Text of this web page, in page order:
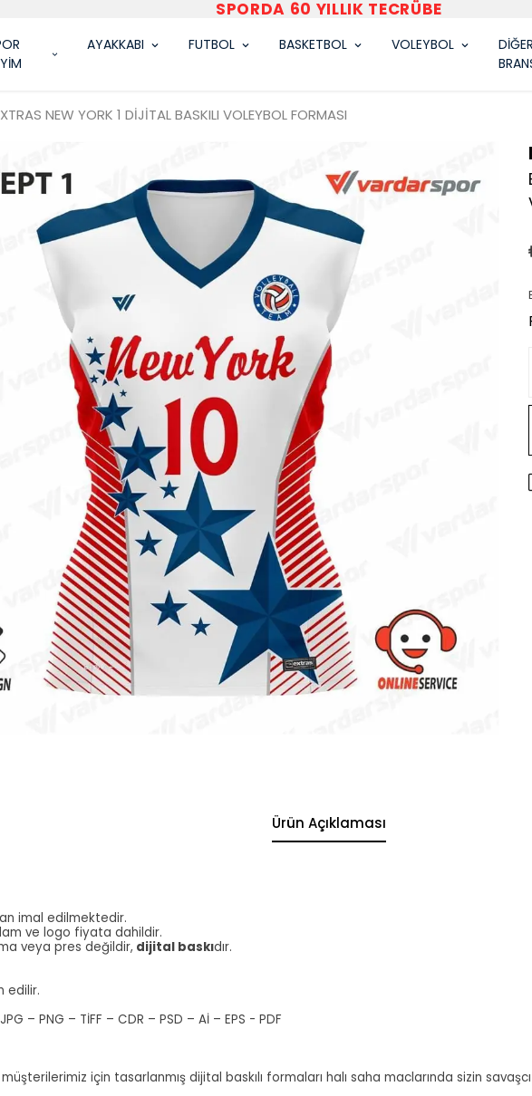
VARDAR SPOR
AYAKKABI FUTBOL BASKETBOL VOLEYBOL
DİĞER
NEW YORK 1 DİJİTAL BASKILI VOLEYBOL FORMASI
Ürün Açıklaması
imal edilmektedir.
ve logo fiyata dahildir.
veya pres değildir, dijital baskıdır.
edilir.
– PNG – TİFF – CDR – PSD – Aİ – EPS - PDF
için tasarlanmış dijital baskılı formaları halı saha maclarında sizin